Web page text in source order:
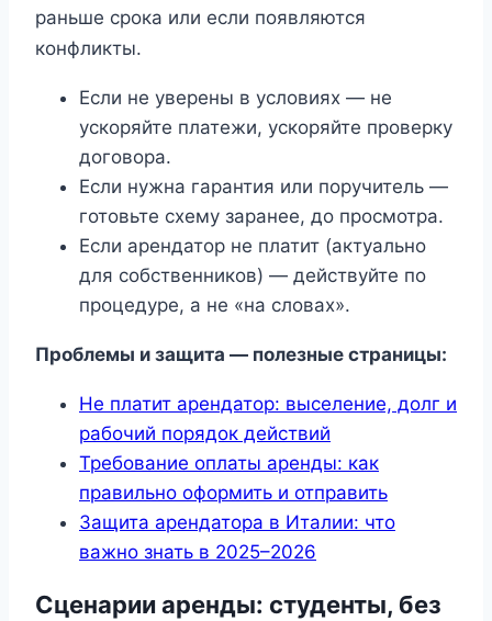
раньше срока или если появляются
конфликты.
Если не уверены в условиях — не
ускоряйте платежи, ускоряйте проверку
договора.
Если нужна гарантия или поручитель —
готовьте схему заранее, до просмотра.
Если арендатор не платит (актуально
для собственников) — действуйте по
процедуре, а не «на словах».
Проблемы и защита — полезные страницы:
Не платит арендатор: выселение, долг и
рабочий порядок действий
Требование оплаты аренды: как
правильно оформить и отправить
Защита арендатора в Италии: что
важно знать в 2025–2026
Сценарии аренды: студенты, без